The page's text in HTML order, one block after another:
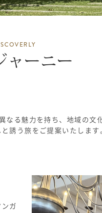
ャーニー
なる魅力を持ち、地域の文
誘う旅をご提案いたします
ガ